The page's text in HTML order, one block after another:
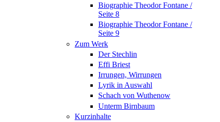
Biographie Theodor Fontane /
Seite 8
Biographie Theodor Fontane /
Seite 9
Zum Werk
Der Stechlin
Effi Briest
Irrungen, Wirrungen
Lyrik in Auswahl
Schach von Wuthenow
Unterm Birnbaum
Kurzinhalte